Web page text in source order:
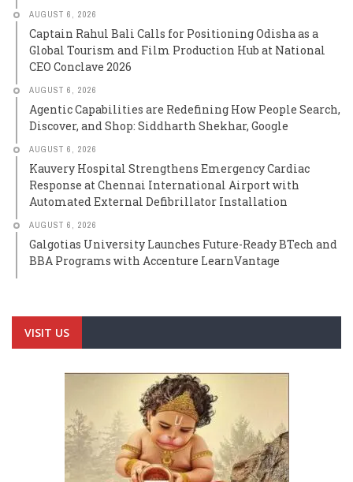
AUGUST 6, 2026
Captain Rahul Bali Calls for Positioning Odisha as a
Global Tourism and Film Production Hub at National
CEO Conclave 2026
AUGUST 6, 2026
Agentic Capabilities are Redefining How People Search,
Discover, and Shop: Siddharth Shekhar, Google
AUGUST 6, 2026
Kauvery Hospital Strengthens Emergency Cardiac
Response at Chennai International Airport with
Automated External Defibrillator Installation
AUGUST 6, 2026
Galgotias University Launches Future-Ready BTech and
BBA Programs with Accenture LearnVantage
VISIT US